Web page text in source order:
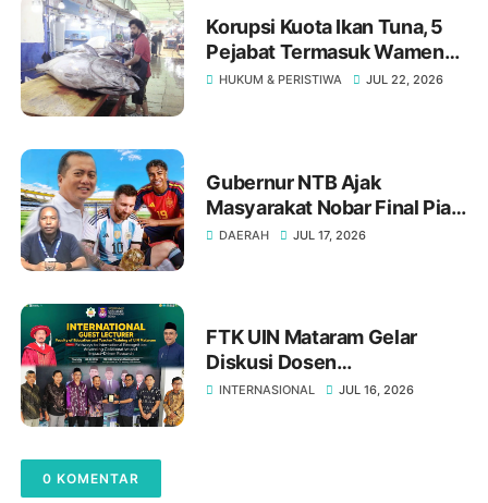
Korupsi Kuota Ikan Tuna, 5
Pejabat Termasuk Wamen
Ditangkap Kejaksaan
HUKUM & PERISTIWA JUL 22, 2026
Gubernur NTB Ajak
Masyarakat Nobar Final Piala
Dunia 2026, Berbaur Tanpa
DAERAH JUL 17, 2026
FTK UIN Mataram Gelar
Diskusi Dosen
Interdisipliner Bersama
INTERNASIONAL JUL 16, 2026
0 KOMENTAR